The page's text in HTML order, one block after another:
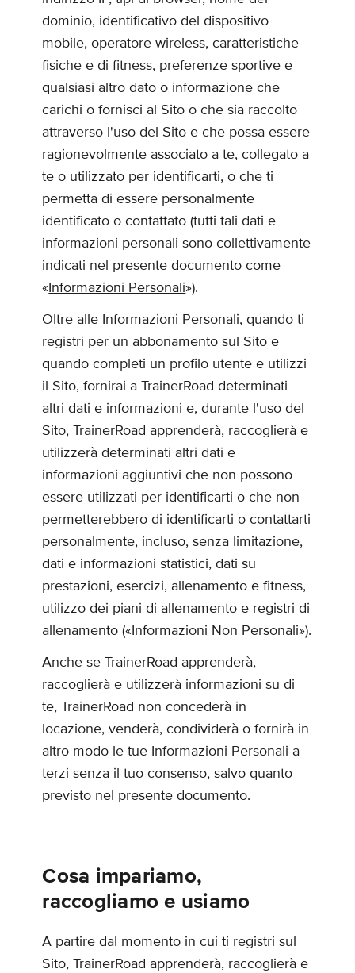
dominio, identificativo del dispositivo
mobile, operatore wireless, caratteristiche
fisiche e di fitness, preferenze sportive e
qualsiasi altro dato o informazione che
carichi o fornisci al Sito o che sia raccolto
attraverso l'uso del Sito e che possa essere
ragionevolmente associato a te, collegato a
te o utilizzato per identificarti, o che ti
permetta di essere personalmente
identificato o contattato (tutti tali dati e
informazioni personali sono collettivamente
indicati nel presente documento come
«Informazioni Personali»).
Oltre alle Informazioni Personali, quando ti
registri per un abbonamento sul Sito e
quando completi un profilo utente e utilizzi
il Sito, fornirai a TrainerRoad determinati
altri dati e informazioni e, durante l'uso del
Sito, TrainerRoad apprenderà, raccoglierà e
utilizzerà determinati altri dati e
informazioni aggiuntivi che non possono
essere utilizzati per identificarti o che non
permetterebbero di identificarti o contattarti
personalmente, incluso, senza limitazione,
dati e informazioni statistici, dati su
prestazioni, esercizi, allenamento e fitness,
utilizzo dei piani di allenamento e registri di
allenamento («Informazioni Non Personali»).
Anche se TrainerRoad apprenderà,
raccoglierà e utilizzerà informazioni su di
te, TrainerRoad non concederà in
locazione, venderà, condividerà o fornirà in
altro modo le tue Informazioni Personali a
terzi senza il tuo consenso, salvo quanto
previsto nel presente documento.
Cosa impariamo,
raccogliamo e usiamo
A partire dal momento in cui ti registri sul
Sito, TrainerRoad apprenderà, raccoglierà e